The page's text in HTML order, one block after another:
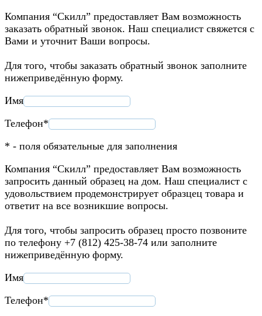
Компания “Скилл” предоставляет Вам возможность
заказать обратный звонок. Наш специалист свяжется с
Вами и уточнит Ваши вопросы.
Для того, чтобы заказать обратный звонок заполните
нижеприведённую форму.
Имя
Телефон*
* - поля обязательные для заполнения
Компания “Скилл” предоставляет Вам возможность
запросить данный образец на дом. Наш специалист с
удовольствием продемонстрирует образцец товара и
ответит на все возникшие вопросы.
Для того, чтобы запросить образец просто позвоните
по телефону +7 (812) 425-38-74 или заполните
нижеприведённую форму.
Имя
Телефон*